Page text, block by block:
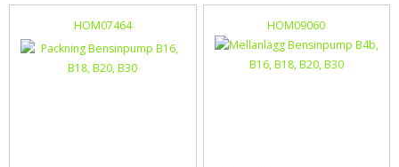
HOM07464 HOM09060